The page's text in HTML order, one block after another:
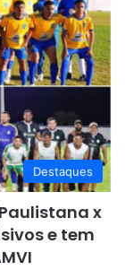
Destaques
x
e tem